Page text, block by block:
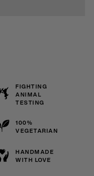
FIGHTING
ANIMAL
TESTING
100%
VEGETARIAN
HANDMADE
WITH LOVE